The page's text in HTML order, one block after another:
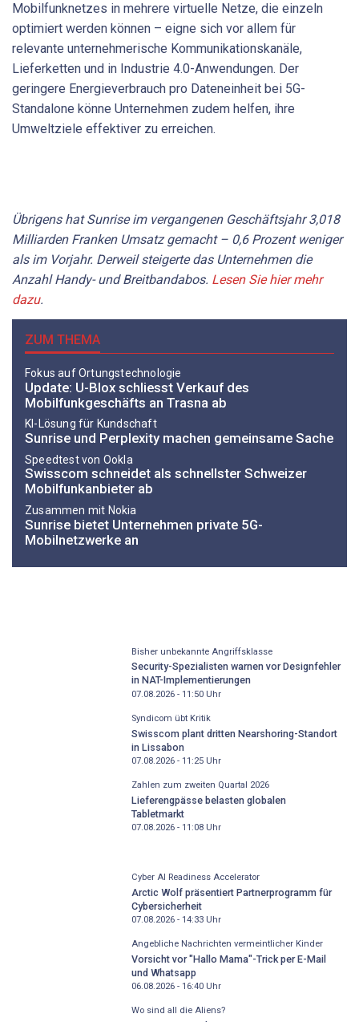
Mobilfunknetzes in mehrere virtuelle Netze, die einzeln
optimiert werden können – eigne sich vor allem für
relevante unternehmerische Kommunikationskanäle,
Lieferketten und in Industrie 4.0-Anwendungen. Der
geringere Energieverbrauch pro Dateneinheit bei 5G-
Standalone könne Unternehmen zudem helfen, ihre
Umweltziele effektiver zu erreichen.
Übrigens hat Sunrise im vergangenen Geschäftsjahr 3,018
Milliarden Franken Umsatz gemacht – 0,6 Prozent weniger
als im Vorjahr. Derweil steigerte das Unternehmen die
Anzahl Handy- und Breitbandabos. Lesen Sie hier mehr
dazu.
ZUM THEMA
Fokus auf Ortungstechnologie
Update: U-Blox schliesst Verkauf des
Mobilfunkgeschäfts an Trasna ab
KI-Lösung für Kundschaft
Sunrise und Perplexity machen gemeinsame Sache
Speedtest von Ookla
Swisscom schneidet als schnellster Schweizer
Mobilfunkanbieter ab
Zusammen mit Nokia
Sunrise bietet Unternehmen private 5G-
Mobilnetzwerke an
Bisher unbekannte Angriffsklasse
Security-Spezialisten warnen vor Designfehler
in NAT-Implementierungen
07.08.2026 - 11:50Uhr
Syndicom übt Kritik
Swisscom plant dritten Nearshoring-Standort
in Lissabon
07.08.2026 - 11:25Uhr
Zahlen zum zweiten Quartal 2026
Lieferengpässe belasten globalen
Tabletmarkt
07.08.2026 - 11:08Uhr
Cyber AI Readiness Accelerator
Arctic Wolf präsentiert Partnerprogramm für
Cybersicherheit
07.08.2026 - 14:33Uhr
Angebliche Nachrichten vermeintlicher Kinder
Vorsicht vor "Hallo Mama"-Trick per E-Mail
und Whatsapp
06.08.2026 - 16:40Uhr
Wo sind all die Aliens?